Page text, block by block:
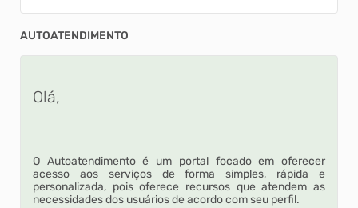
AUTOATENDIMENTO
Olá,
O Autoatendimento é um portal focado em oferecer
acesso aos serviços de forma simples, rápida e
personalizada, pois oferece recursos que atendem as
necessidades dos usuários de acordo com seu perfil.